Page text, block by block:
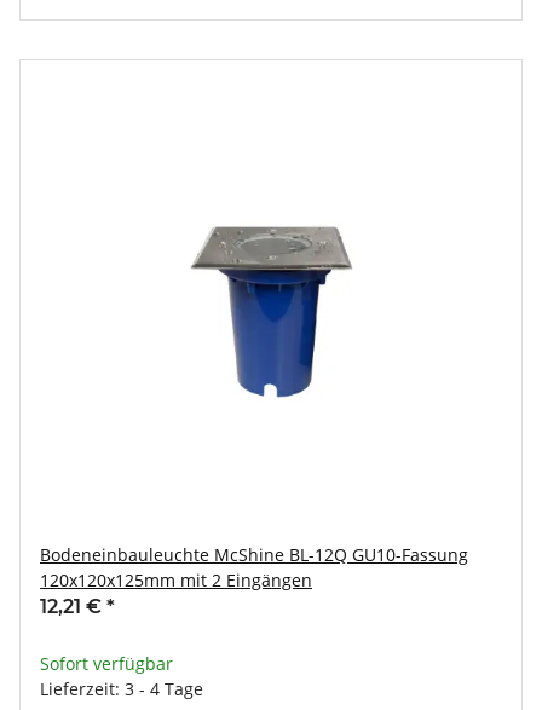
Bodeneinbauleuchte McShine BL-12Q GU10-Fassung
120x120x125mm mit 2 Eingängen
12,21 € *
Sofort verfügbar
Lieferzeit: 3 - 4 Tage